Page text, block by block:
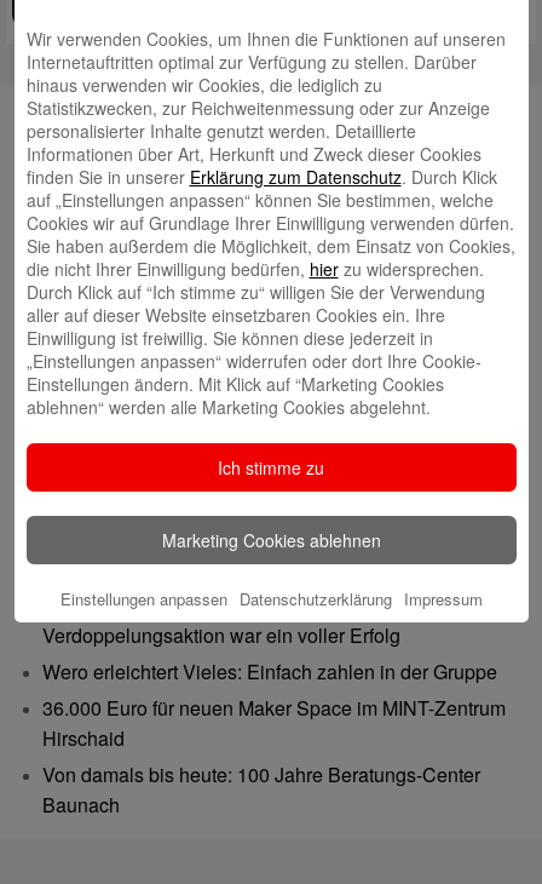
Unsere Autorinnen und Autoren
Andrea Rupprecht
Jonas Simon
Neueste Beiträge
Gutes tun – Freude teilen
Gemeinsam 62.500 Euro bewegt: Spenden-
Verdoppelungsaktion war ein voller Erfolg
Wero erleichtert Vieles: Einfach zahlen in der Gruppe
36.000 Euro für neuen Maker Space im MINT-Zentrum
Hirschaid
Von damals bis heute: 100 Jahre Beratungs-Center
Baunach
Wir verwenden Cookies, um Ihnen die Funktionen auf unseren
Internetauftritten optimal zur Verfügung zu stellen. Darüber
hinaus verwenden wir Cookies, die lediglich zu
Statistikzwecken, zur Reichweitenmessung oder zur Anzeige
personalisierter Inhalte genutzt werden. Detaillierte
Informationen über Art, Herkunft und Zweck dieser Cookies
finden Sie in unserer Erklärung zum Datenschutz. Durch Klick
auf „Einstellungen anpassen“ können Sie bestimmen, welche
Cookies wir auf Grundlage Ihrer Einwilligung verwenden dürfen.
Sie haben außerdem die Möglichkeit, dem Einsatz von Cookies,
die nicht Ihrer Einwilligung bedürfen, hierzu widersprechen.
Durch Klick auf “Ich stimme zu“ willigen Sie der Verwendung
aller auf dieser Website einsetzbaren Cookies ein. Ihre
Einwilligung ist freiwillig. Sie können diese jederzeit in
„Einstellungen anpassen“ widerrufen oder dort Ihre Cookie-
Einstellungen ändern. Mit Klick auf “Marketing Cookies
ablehnen“ werden alle Marketing Cookies abgelehnt.
Ich stimme zu
Marketing Cookies ablehnen
Einstellungen anpassen Datenschutzerklärung Impressum